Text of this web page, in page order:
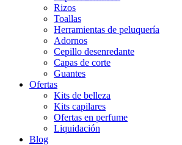
Rizos
Toallas
Herramientas de peluquería
Adornos
Cepillo desenredante
Capas de corte
Guantes
Ofertas
Kits de belleza
Kits capilares
Ofertas en perfume
Liquidación
Blog